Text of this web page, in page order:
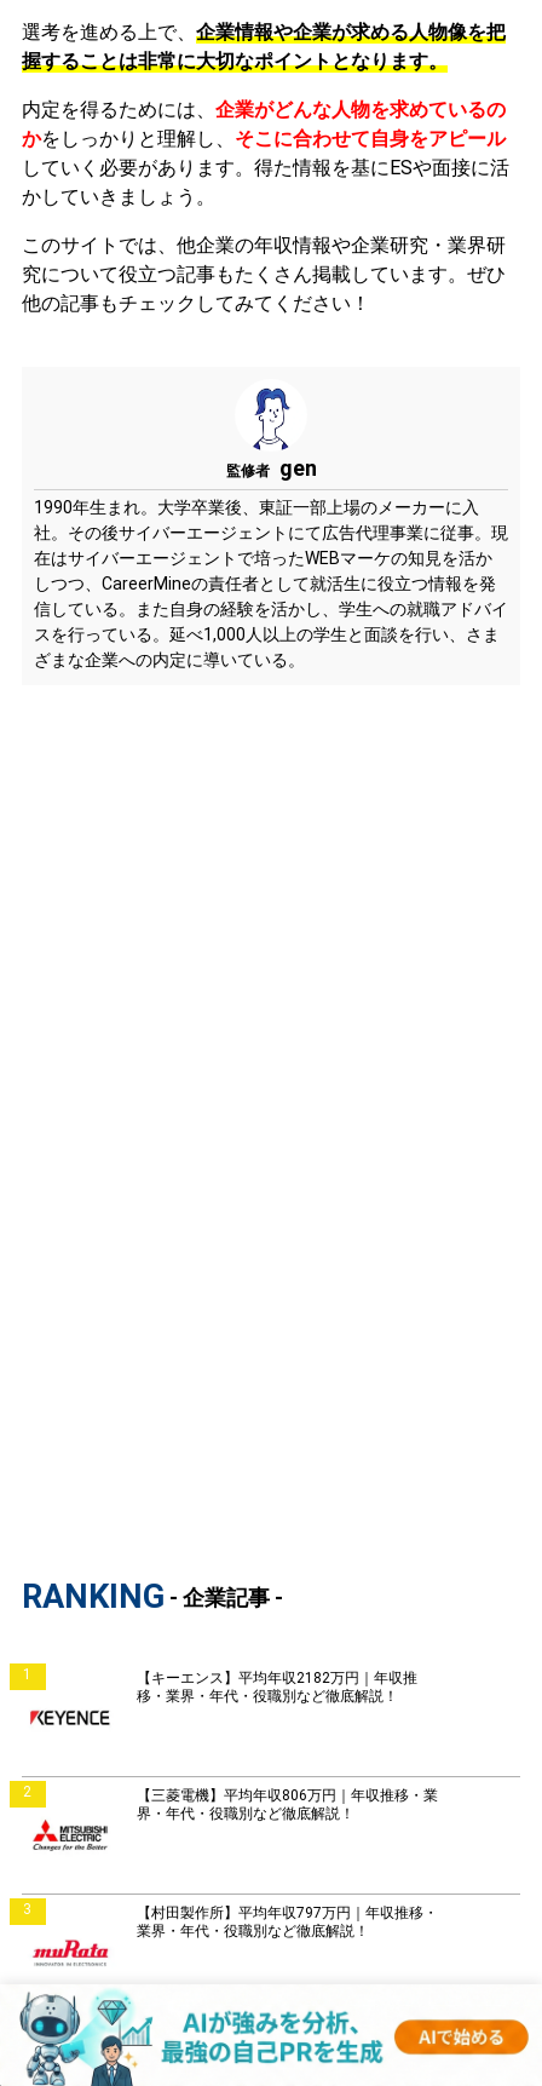
選考を進める上で、 企業情報や企業が求める人物像を把
握することは非常に大切なポイントとなります。
内定を得るためには、 企業がどんな人物を求めているの
かをしっかりと理解し、 そこに合わせて自身をアピール
していく必要があります。 得た情報を基にESや面接に活
かしていきましょう。
このサイトでは、他企業の年収情報や企業研究・業界研
究について役立つ記事もたくさん掲載しています。ぜひ
他の記事もチェックしてみてください！
監修者 gen
1990年生まれ。大学卒業後、東証一部上場のメーカーに入
社。その後サイバーエージェントにて広告代理事業に従事。現
在はサイバーエージェントで培ったWEBマーケの知見を活か
しつつ、CareerMineの責任者として就活生に役立つ情報を発
信している。また自身の経験を活かし、学生への就職アドバイ
スを行っている。延べ1,000人以上の学生と面談を行い、さま
ざまな企業への内定に導いている。
RANKING - 企業記事 -
1
【キーエンス】平均年収2182万円｜年収推
移・業界・年代・役職別など徹底解説！
2
【三菱電機】平均年収806万円｜年収推移・業
界・年代・役職別など徹底解説！
3
【村田製作所】平均年収797万円｜年収推移・
業界・年代・役職別など徹底解説！
4
【富士通】平均年収859万円｜年収推移・業
界・年代・役職別など徹底解説！